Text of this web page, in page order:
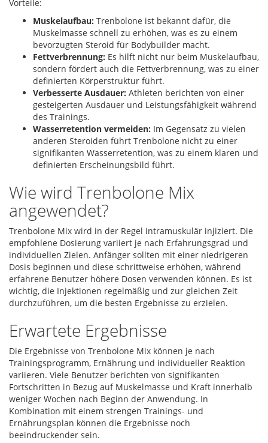
Vorteile:
Muskelaufbau: Trenbolone ist bekannt dafür, die
Muskelmasse schnell zu erhöhen, was es zu einem
bevorzugten Steroid für Bodybuilder macht.
Fettverbrennung: Es hilft nicht nur beim Muskelaufbau,
sondern fördert auch die Fettverbrennung, was zu einer
definierten Körperstruktur führt.
Verbesserte Ausdauer: Athleten berichten von einer
gesteigerten Ausdauer und Leistungsfähigkeit während
des Trainings.
Wasserretention vermeiden: Im Gegensatz zu vielen
anderen Steroiden führt Trenbolone nicht zu einer
signifikanten Wasserretention, was zu einem klaren und
definierten Erscheinungsbild führt.
Wie wird Trenbolone Mix
angewendet?
Trenbolone Mix wird in der Regel intramuskulär injiziert. Die
empfohlene Dosierung variiert je nach Erfahrungsgrad und
individuellen Zielen. Anfänger sollten mit einer niedrigeren
Dosis beginnen und diese schrittweise erhöhen, während
erfahrene Benutzer höhere Dosen verwenden können. Es ist
wichtig, die Injektionen regelmäßig und zur gleichen Zeit
durchzuführen, um die besten Ergebnisse zu erzielen.
Erwartete Ergebnisse
Die Ergebnisse von Trenbolone Mix können je nach
Trainingsprogramm, Ernährung und individueller Reaktion
variieren. Viele Benutzer berichten von signifikanten
Fortschritten in Bezug auf Muskelmasse und Kraft innerhalb
weniger Wochen nach Beginn der Anwendung. In
Kombination mit einem strengen Trainings- und
Ernährungsplan können die Ergebnisse noch
beeindruckender sein.